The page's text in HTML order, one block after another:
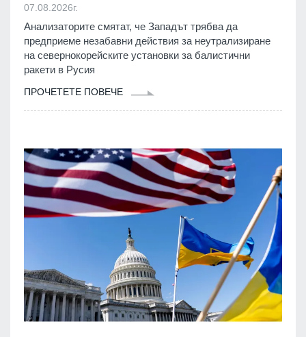
07.08.2026г.
Анализаторите смятат, че Западът трябва да
предприеме незабавни действия за неутрализиране
на севернокорейските установки за балистични
ракети в Русия
ПРОЧЕТЕТЕ ПОВЕЧЕ